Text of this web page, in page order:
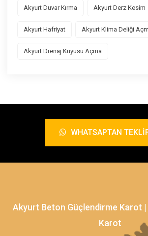
Akyurt Duvar Kırma Akyurt Derz Kesim
Akyurt Hafriyat Akyurt Klima Deliği
Akyurt Drenaj Kuyusu Açma
WHATSAPTAN
Akyurt Beton Güçlendirme Karot
Karot